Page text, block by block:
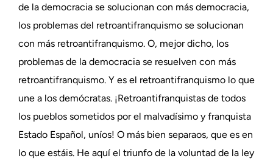
de la democracia se solucionan con más democracia,
los problemas del retroantifranquismo se solucionan
con más retroantifranquismo. O, mejor dicho, los
problemas de la democracia se resuelven con más
retroantifranquismo. Y es el retroantifranquismo lo que
une a los demócratas. ¡Retroantifranquistas de todos
los pueblos sometidos por el malvadísimo y franquista
Estado Español, uníos! O más bien separaos, que es en
lo que estáis. He aquí el triunfo de la voluntad de la ley